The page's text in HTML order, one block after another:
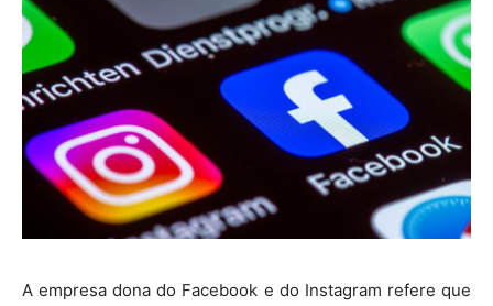
A empresa dona do Facebook e do Instagram refere que